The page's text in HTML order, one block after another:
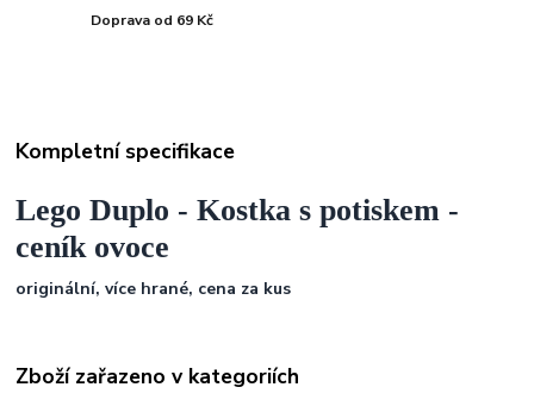
Doprava od 69 Kč
Kompletní specifikace
Lego Duplo - Kostka s potiskem -
ceník ovoce
originální, více hrané, cena za kus
Zboží zařazeno v kategoriích